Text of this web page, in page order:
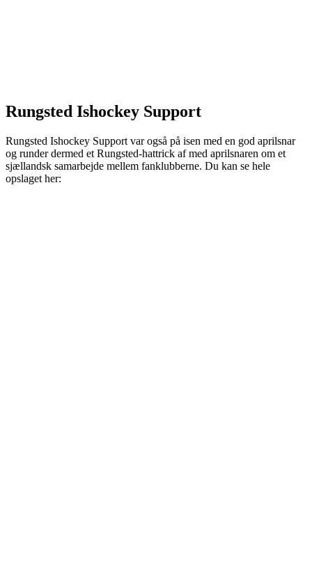
Rungsted Ishockey Support
Rungsted Ishockey Support var også på isen med en god aprilsnar
og runder dermed et Rungsted-hattrick af med aprilsnaren om et
sjællandsk samarbejde mellem fanklubberne. Du kan se hele
opslaget her: